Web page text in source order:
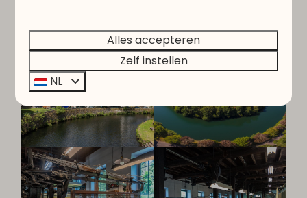
Alles accepteren
Zelf instellen
NL